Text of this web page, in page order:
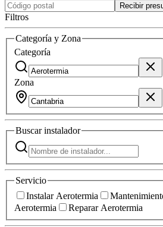
Recibir
Filtros
Categoría y Zona
Categoría
Zona
Buscarinstalador
Servicio
Instalar Aerotermia
Aerotermia
Reparar Aerotermia